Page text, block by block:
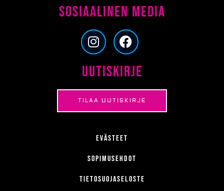
Sosiaalinen media
I
n
t
g
r
m
F
a
e
o
o
Uutiskirje
TILAA UUTISKIRJE
Evästeet
Sopimusehdot
Tietosuojaseloste